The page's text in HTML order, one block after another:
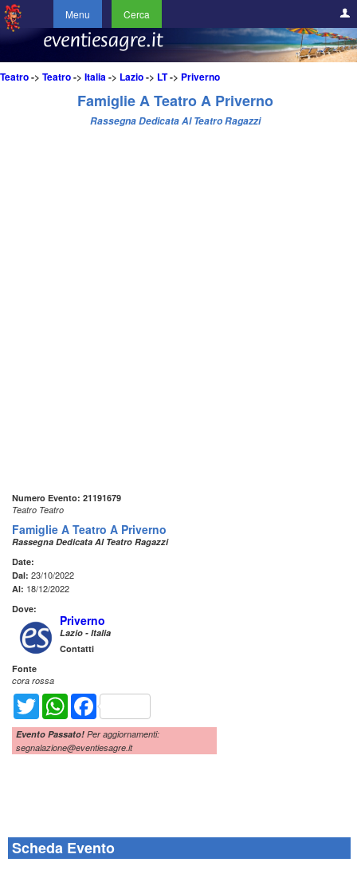
Menu Cerca
Teatro-> Teatro-> Italia-> Lazio-> LT-> Priverno
Famiglie A Teatro A Priverno
Rassegna Dedicata Al Teatro Ragazzi
Numero Evento: 21191679
Teatro Teatro
Famiglie A Teatro A Priverno
Rassegna Dedicata Al Teatro Ragazzi
Date:
Dal: 23/10/2022
Al: 18/12/2022
Dove:
Priverno
Lazio - Italia
Contatti
Fonte
cora rossa
Twitter WhatsAppFacebook
Evento Passato! Per aggiornamenti:
segnalazione@eventiesagre.it
Scheda Evento